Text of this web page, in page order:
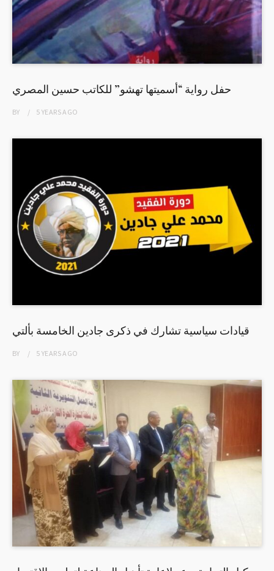
حفل رواية “أسميتها تهشو” للكاتب حسين المصري
BY 5 YEARSAGO
قيادات سياسية تشارك في ذكرى جادين الخامسة بألتي
BY 5 YEARSAGO